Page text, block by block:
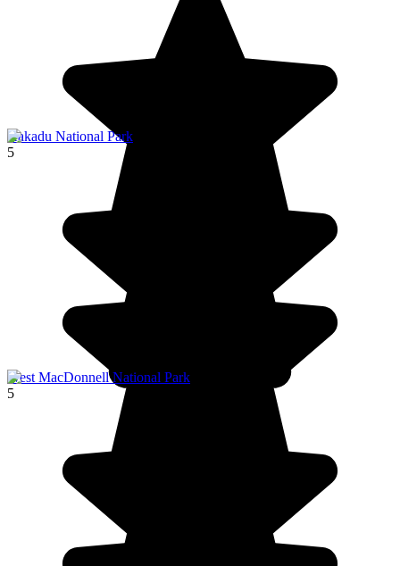
Kakadu National Park
5
West MacDonnell National Park
5